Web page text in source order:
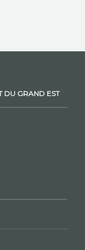
DU GRAND EST